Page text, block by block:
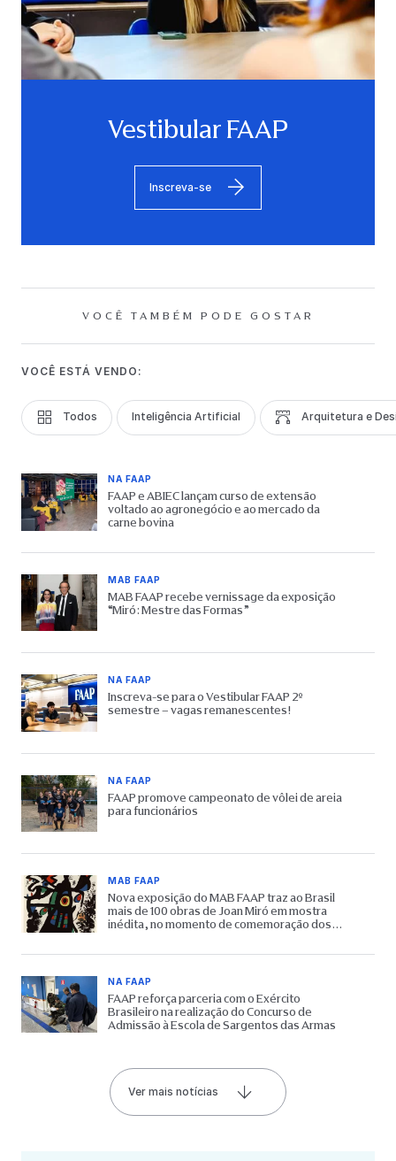
Vestibular FAAP
Inscreva-se
VOCÊ TAMBÉM PODE GOSTAR
VOCÊ ESTÁ VENDO:
Todos Inteligência Artificial Arquitetura e
NA FAAP
FAAP e ABIEC lançam curso de extensão
voltado ao agronegócio e ao mercado da
carne bovina
MAB FAAP
MAB FAAP recebe vernissage da exposição
“Miró: Mestre das Formas”
NA FAAP
Inscreva-se para o Vestibular FAAP 2º
semestre – vagas remanescentes!
NA FAAP
FAAP promove campeonato de vôlei de areia
para funcionários
MAB FAAP
Nova exposição do MAB FAAP traz ao Brasil
mais de 100 obras de Joan Miró em mostra
inédita, no momento de comemoração dos
NA FAAP
FAAP reforça parceria com o Exército
Brasileiro na realização do Concurso de
Admissão à Escola de Sargentos das Armas
Ver mais notícias